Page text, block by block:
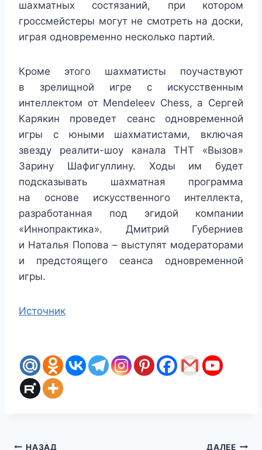
шахматных состязаний, при котором
гроссмейстеры могут не смотреть на доски,
играя одновременно несколько партий.
Кроме этого шахматисты поучаствуют
в зрелищной игре с искусственным
интеллектом от Mendeleev Chess, а Сергей
Карякин проведет сеанс одновременной
игры с юными шахматистами, включая
звезду реалити-шоу канала ТНТ «Вызов»
Зарину Шафигуллину. Ходы им будет
подсказывать шахматная программа
на основе искусственного интеллекта,
разработанная под эгидой компании
«Иннопрактика». Дмитрий Губерниев
и Наталья Попова – выступят модераторами
и предстоящего сеанса одновременной
игры.
Источник
НАЗАД ДАЛЕЕ